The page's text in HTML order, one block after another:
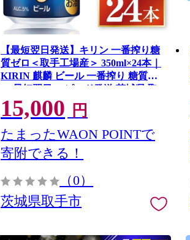
【最短翌日発送】キリン 一番搾り糖
質ゼロ＜取手工場産＞ 350ml×24本｜
KIRIN 麒麟 ビール 一番搾り 糖質ゼ
ロ 最短翌日 スピード発送 茨城県 取
手市（ZC003-1）
15,000 円
たまったWAON POINTで
寄附できる！
（0）
茨城県取手市